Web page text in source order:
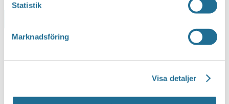
Statistik
Marknadsföring
Visa detaljer